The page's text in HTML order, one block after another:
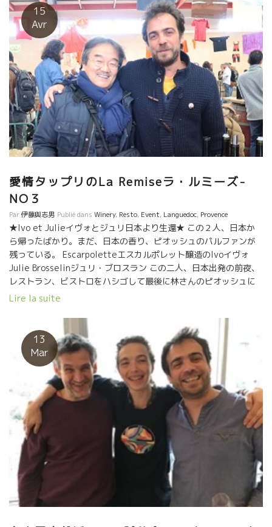
6月25日(月）現地発 26日(火）日本到着 参加対象者：酒販店、
飲食店関係者のみ 訪問予定蔵元：カゾ・デ・マイヨル/ブー・デ
ュ・モンド/ポッシブル/ル・タン・デ・スリーズ/モン・ド・マリ
ー/マス・ロー/エスカルポレット/ジュリ・ブロスラン/ダール・
エ・リボ/ジャン・クロード・ラパリュ/ラピエール/ジャック・ラ
セーニュ/アレキサンドル・バンなど（変更の可能性あり） クラ
ブ・パッション・デュ・ヴァン 竹下 （筆）
15
Avr
愛情タップリのLa Remiseラ・ルミーズ-
NO３
Par伊藤與志男 Publié dans Winery, Resto, Event, Languedoc, Provence
★Ivo et Julieイヴォとジュリ日本より生還★ この２人、日本か
ら帰ったばかり。まだ、日本の香り、ピオッシュのパルファンが
残っている。 Escarpoletteエスカルポレット醸造のIvoイヴォ
Julie Brosselinジュリ・ブロスラン この二人、日本出発の前夜、
レストラン、ビストロをハシゴして最後に林さんのピオッシュに
行った。 それだけは避けなければならないことをやってしまった
目が覚めたのが、飛行出発時間のほぼ一時間チョット前、即飛行
場に駆けつけて何とかギリギリで飛び乗った。 イアー、危なかっ
た！と目を大きくして話していた。 二人ともまだ日本から昨日着
いたばかりで流石にチョットお疲れの顔。 （特にジュリーは睡眠
時間を最低8時間が必要なタイプ） 今日は別々にスタンドを
設けてやっていた。でもIvoのスタンドにはジュリのワインも置い
てあった。 ★La Petite Pépée ラ・プティトゥ・ペペ
（Escarpoletteエスカルポレット醸造） イヴォのワインで面白い
は、グルナッシュ・ノワール品種を直プレスで絞って発酵させた
Blanc de Noirが面白い。 ほのかに色がでていてややオレンジっぽ
い。８月に収穫して酸を残している。 どことなくタンニンらしい
ものを感じる。ユニークな白 ★Mata Hariマタ ハリ
（Julie Brosselinジュリー・ブロスラン） 日本語のような名前。
意味は聞いたけど忘れました。誰かが答えてくれるでしょう。 グ
ルナッシュ・ブランのマセラッション。美しいオレンジ系黄金
Lire la suite
13
Mar